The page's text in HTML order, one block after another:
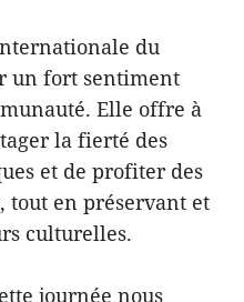
du
un fort sentiment
Elle offre à
la fierté des
et de profiter des
tout en préservant et
culturelles.
journée nous